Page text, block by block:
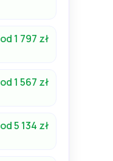
od 1 797 zł
od 1 567 zł
od 5 134 zł